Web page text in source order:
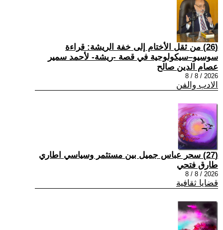
(26) من ثقل الأختام إلى خفة الريشة: قراءة
سوسيو–سيكولوجية في قصة -ريشة- لأحمد سمير
عصام الدين صالح
2026 / 8 / 8
الادب والفن
(27) سحر عباس جميل بين مستثمر وسياسي اطاري
طارق فتحي
2026 / 8 / 8
قضايا ثقافية